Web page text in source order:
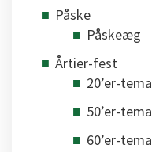
Påske
Påskeæg
Årtier-fest
20’er-tema
50’er-tema
60’er-tema